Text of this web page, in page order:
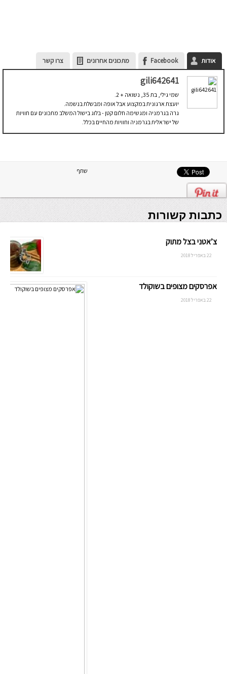
אודות Facebook מתכונים אחרונים צרו קשר
gili642641
שמי גילי, בת 35, נשואה + 2.
יועצת ארגונית במקצוע אבל אופה ומבשלת בנשמה.
גרה בגרמניה ומגשימה חלום קטן - בלוג בישול המשלב מתכונים עם חוויות
של ישראלית בגרמניה וחוויות מהחיים בכלל.
שתף
כתבות קשורות
צ’אטני בצל מתוק
22 באפריל 2018
אפרסקים מצופים בשוקולד
22 באפריל 2018